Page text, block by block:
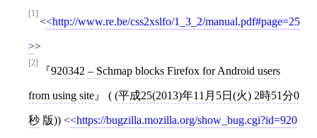
[1]
< http://www.re.be/css2xslfo/1_3_2/manual.pdf#page=25
>
[2]
920342 – Schmap blocks Firefox for Android users
from using site ( (平成25(2013)年11月5日(火) 2時51分0
秒 版)) < https://bugzilla.mozilla.org/show_bug.cgi?id=920